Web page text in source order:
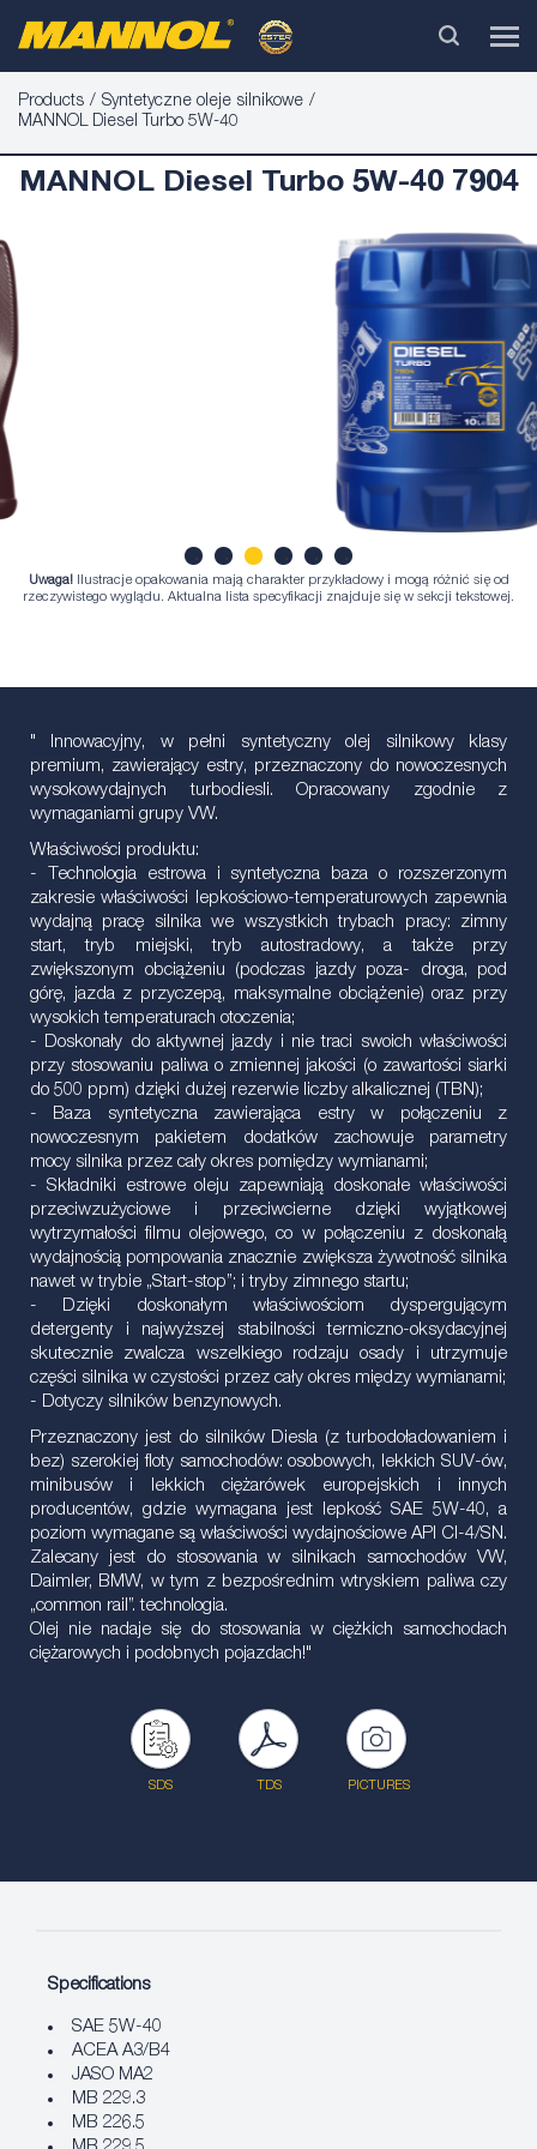
Products
Syntetyczne oleje silnikowe
MANNOL Diesel Turbo 5W-40
MANNOL Diesel Turbo 5W-40 7904
2 3 4 5 6
Uwaga! Ilustracje opakowania mają charakter przykładowy i mogą różnić się od
rzeczywistego wyglądu. Aktualna lista specyfikacji znajduje się w sekcji tekstowej.
" Innowacyjny, w pełni syntetyczny olej silnikowy klasy
premium, zawierający estry, przeznaczony do nowoczesnych
wysokowydajnych turbodiesli. Opracowany zgodnie z
wymaganiami grupy VW.
Właściwości produktu:
- Technologia estrowa i syntetyczna baza o rozszerzonym
zakresie właściwości lepkościowo-temperaturowych zapewnia
wydajną pracę silnika we wszystkich trybach pracy: zimny
start, tryb miejski, tryb autostradowy, a także przy
zwiększonym obciążeniu (podczas jazdy poza- droga, pod
górę, jazda z przyczepą, maksymalne obciążenie) oraz przy
wysokich temperaturach otoczenia;
- Doskonały do ​​aktywnej jazdy i nie traci swoich właściwości
przy stosowaniu paliwa o zmiennej jakości (o zawartości siarki
do 500 ppm) dzięki dużej rezerwie liczby alkalicznej (TBN);
- Baza syntetyczna zawierająca estry w połączeniu z
nowoczesnym pakietem dodatków zachowuje parametry
mocy silnika przez cały okres pomiędzy wymianami;
- Składniki estrowe oleju zapewniają doskonałe właściwości
przeciwzużyciowe i przeciwcierne dzięki wyjątkowej
wytrzymałości filmu olejowego, co w połączeniu z doskonałą
wydajnością pompowania znacznie zwiększa żywotność silnika
nawet w trybie „Start-stop”; i tryby zimnego startu;
- Dzięki doskonałym właściwościom dyspergującym
detergenty i najwyższej stabilności termiczno-oksydacyjnej
skutecznie zwalcza wszelkiego rodzaju osady i utrzymuje
części silnika w czystości przez cały okres między wymianami;
- Dotyczy silników benzynowych.
Przeznaczony jest do silników Diesla (z turbodoładowaniem i
bez) szerokiej floty samochodów: osobowych, lekkich SUV-ów,
minibusów i lekkich ciężarówek europejskich i innych
producentów, gdzie wymagana jest lepkość SAE 5W-40, a
poziom wymagane są właściwości wydajnościowe API CI-4/SN.
Zalecany jest do stosowania w silnikach samochodów VW,
Daimler, BMW, w tym z bezpośrednim wtryskiem paliwa czy
„common rail”. technologia.
Olej nie nadaje się do stosowania w ciężkich samochodach
ciężarowych i podobnych pojazdach!"
SDS TDS PICTURES
Specifications
SAE 5W-40
ACEA A3/B4
JASO MA2
MB 229.3
MB 226.5